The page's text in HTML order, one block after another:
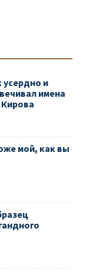
усердно и
имена
мой, как вы